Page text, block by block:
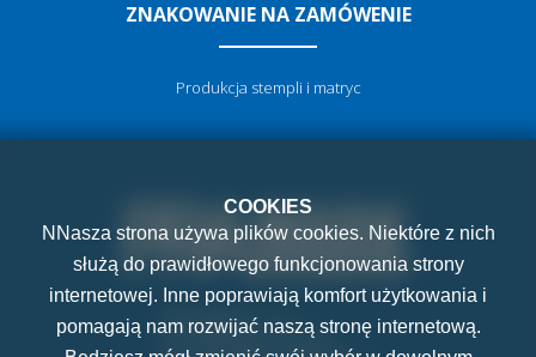
PRAMARK, s.r.o.
K Letňanům 1036/7
ZNAKOWANIE NA ZAMÓWENIE
Produkcja stempli i matryc
COOKIES
NNasza strona używa plików cookies. Niektóre z nich
służą do prawidłowego funkcjonowania strony
internetowej. Inne poprawiają komfort użytkowania i
pomagają nam rozwijać naszą stronę internetową.